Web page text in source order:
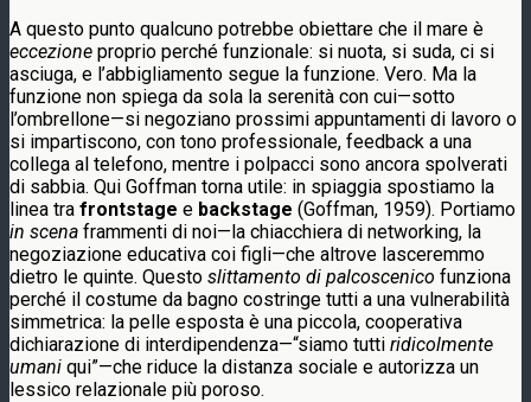
A questo punto qualcuno potrebbe obiettare che il mare è
eccezione proprio perché funzionale: si nuota, si suda, ci si
asciuga, e l’abbigliamento segue la funzione. Vero. Ma la
funzione non spiega da sola la serenità con cui—sotto
l’ombrellone—si negoziano prossimi appuntamenti di lavoro o
si impartiscono, con tono professionale, feedback a una
collega al telefono, mentre i polpacci sono ancora spolverati
di sabbia. Qui Goffman torna utile: in spiaggia spostiamo la
linea tra frontstage e backstage (Goffman, 1959). Portiamo
in scena frammenti di noi—la chiacchiera di networking, la
negoziazione educativa coi figli—che altrove lasceremmo
dietro le quinte. Questo slittamento di palcoscenico funziona
perché il costume da bagno costringe tutti a una vulnerabilità
simmetrica: la pelle esposta è una piccola, cooperativa
dichiarazione di interdipendenza—“siamo tutti ridicolmente
umani qui”—che riduce la distanza sociale e autorizza un
lessico relazionale più poroso.